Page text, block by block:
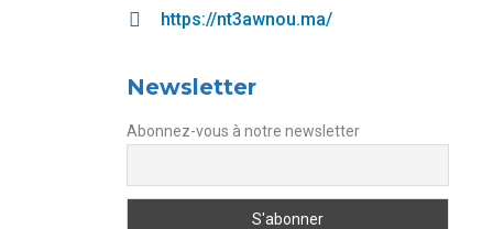
https://nt3awnou.ma/
Newsletter
Abonnez-vous à notre newsletter